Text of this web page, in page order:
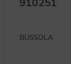
BUSSOLA